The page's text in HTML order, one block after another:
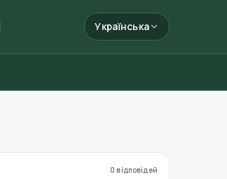
Українська
0 відповідей